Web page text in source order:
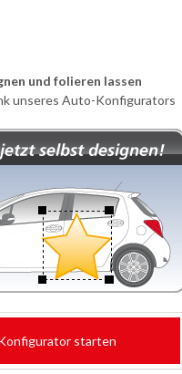
und folieren lassen
unseres Auto-Konfigurators
starten